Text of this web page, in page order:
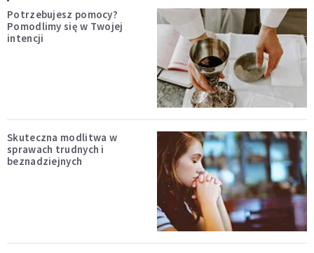
Potrzebujesz pomocy?
Pomodlimy się w Twojej
intencji
Skuteczna modlitwa w
sprawach trudnych i
beznadziejnych